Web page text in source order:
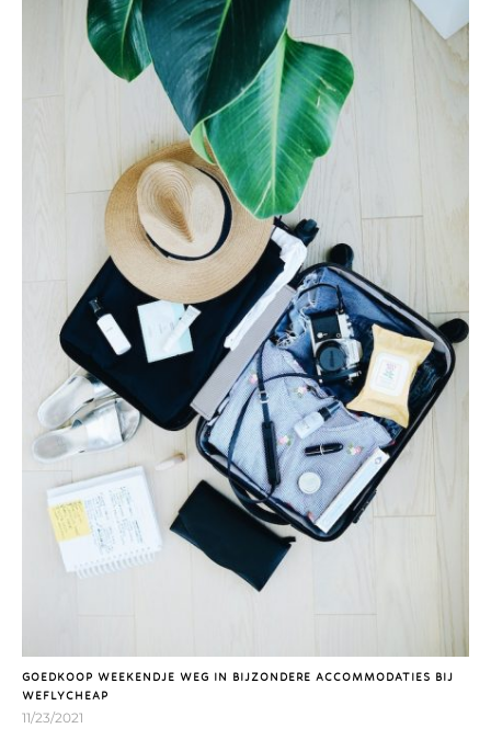
GOEDKOOP WEEKENDJE WEG IN BIJZONDERE ACCOMMODATIES BIJ
WEFLYCHEAP
11/23/2021